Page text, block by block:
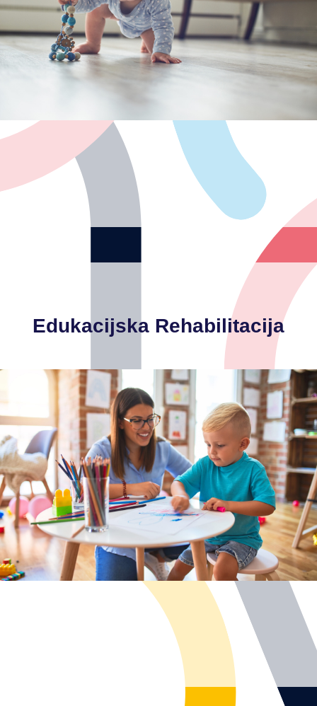
-kožne promjene u novorođenačkoj dobi
-upalne bolesti kože
- impetigo, gljivične i virusne infekcije
-akne
-atopijski dermatitis
Edukacijska Rehabilitacija
Glavne indikacije za pregled edukacijskog rehabilitatora:
- poteškoće u regulaciji ponašanja
- poteškoće u komunikaciji i jezičnom razvoju
- poteškoće s pažnjom i/ili koncentracijom
- poteškoće u usvajanju novih vještina
- prisutno neprikladno ponašanje u socijalnim situacijama
- poteškoće u finoj i gruboj motorici
- prisutni atipični interesi, ponavljajući obrasci u igri